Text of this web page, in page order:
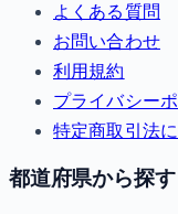
よくある質問
お問い合わせ
利用規約
プライバシー
特定商取引法
都道府県から探す